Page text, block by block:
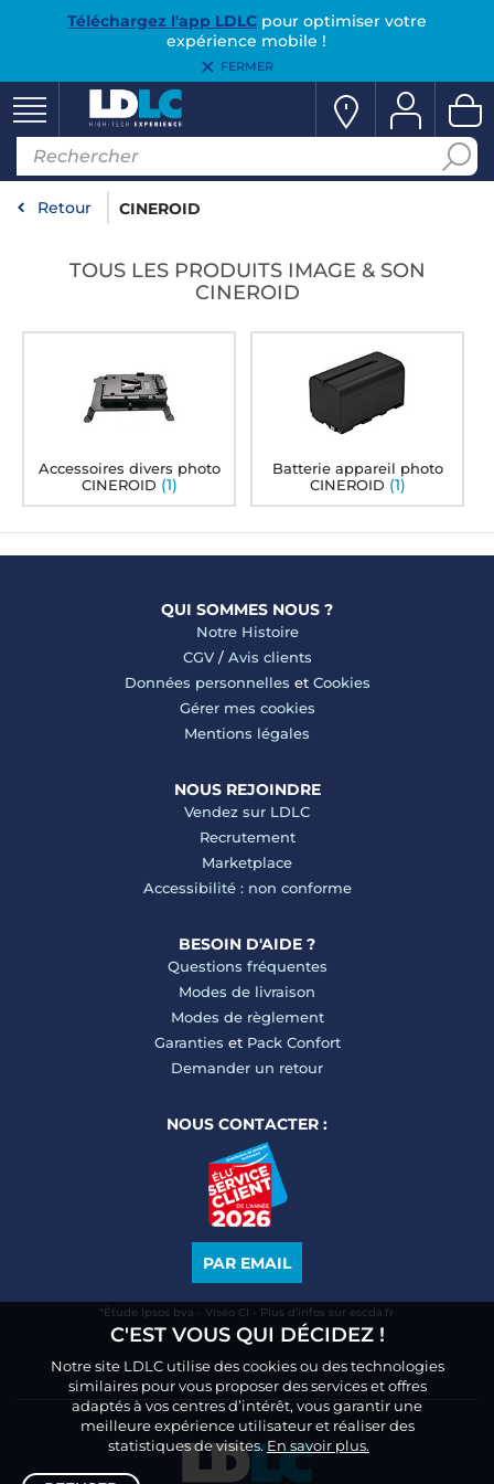
Téléchargez l'app LDLCpour optimiser votre
expérience mobile !
FERMER
Retour CINEROID
TOUS LES PRODUITS IMAGE & SON
CINEROID
Accessoires divers photo
CINEROID (1)
Batterie appareil photo
CINEROID (1)
QUI SOMMES NOUS ?
Notre Histoire
CGV/ Avis clients
Données personnelles et Cookies
Gérer mes cookies
Mentions légales
NOUS REJOINDRE
Vendez sur LDLC
Recrutement
Marketplace
Accessibilité : non conforme
BESOIN D'AIDE ?
Questions fréquentes
Modes de livraison
Modes de règlement
Garanties et Pack Confort
Demander un retour
NOUS CONTACTER :
PAR EMAIL
*Étude Ipsos bva - Viséo CI - Plus d’infos sur escda.fr
C'EST VOUS QUI DÉCIDEZ !
Notre site LDLC utilise des cookies ou des technologies
similaires pour vous proposer des services et offres
adaptés à vos centres d’intérêt, vous garantir une
meilleure expérience utilisateur et réaliser des
statistiques de visites.En savoir plus.